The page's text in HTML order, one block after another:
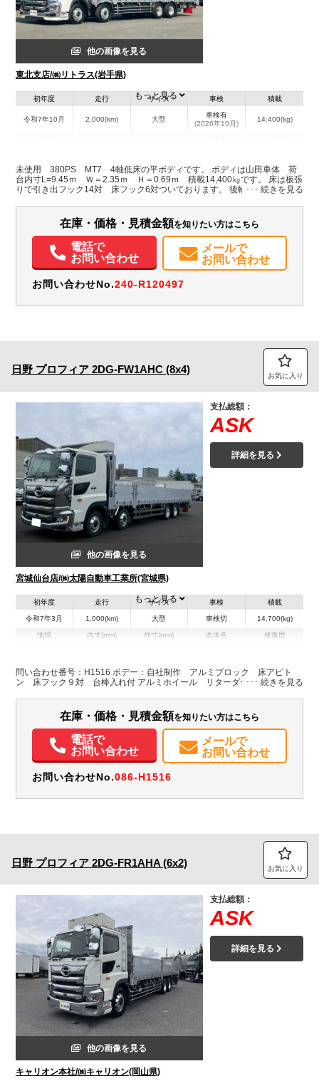
他の画像を見る
東北支店/㈱リトラス(岩手県)
初年度
令和7年10月
走行
2,000(km)
サイズ
大型
車検
車検有
(2026年10月)
積載
14,400(kg)
岩手県
W:2,350
H:690
無
パワステ パワーウィンドウ ABS エアバッグ
電動格納ミラー
ETC
バックモニター
もっと見る
未使用 380PS MT7 4軸低床の平ボディです。 ボディは山田車体 荷
台内寸L=9.45ｍ Ｗ＝2.35ｍ Ｈ＝0.69ｍ 積載14,400㎏です。 床は板張
りで引き出フック14対 床フック6対ついております。 後輪エアサス・電
在庫・価格・見積金額を知りたい方はこちら
電話で
お問い合わせ
メールで
お問い合わせ
お問い合わせNo.240-R120497
日野 プロフィア 2DG-FW1AHC (8x4) お気に入り
他の画像を見る
宮城仙台店/㈱太陽自動車工業所(宮城県)
支払総額：
ASK
詳細を見る
初年度
令和7年3月
走行
1,000(km)
サイズ
大型
車検
車検切
積載
14,700(kg)
地域 内寸(mm)
H:680
外寸(mm)
H:3,270
本体色 修復歴
パワステ パワーウィンドウ ABS エアバッグ
アルミホイール
電動格納ミラー
エアサスシート バックモニター
取扱説明書（一部含む）
メンテナンスノート（保証書）
もっと見る
問い合わせ番号：H1516 ボデー：自社制作 アルミブロック 床アピト
ン 床フック９対 台棒入れ付 アルミホイール リターダー付
在庫・価格・見積金額を知りたい方はこちら
電話で
お問い合わせ
メールで
お問い合わせ
お問い合わせNo.086-H1516
日野 プロフィア 2DG-FR1AHA (6x2) お気に入り
他の画像を見る
キャリオン本社/㈱キャリオン(岡山県)
支払総額：
ASK
詳細を見る